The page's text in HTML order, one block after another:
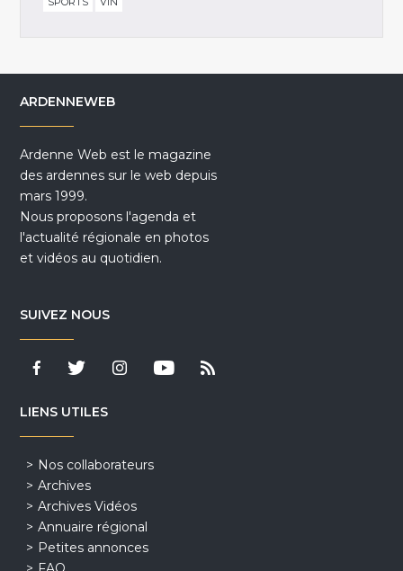
ARDENNEWEB
Ardenne Web est le magazine
des ardennes sur le web depuis
mars 1999.
Nous proposons l'agenda et
l'actualité régionale en photos
et vidéos au quotidien.
SUIVEZ NOUS
LIENS UTILES
Nos collaborateurs
Archives
Archives Vidéos
Annuaire régional
Petites annonces